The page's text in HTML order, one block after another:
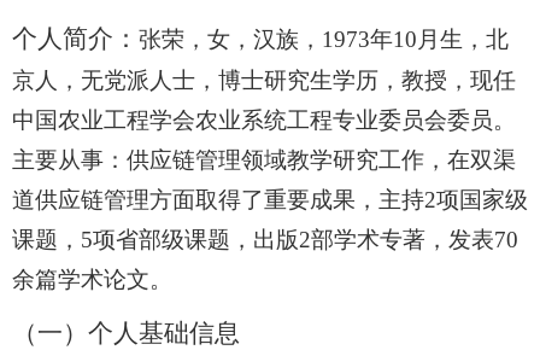
个人简介： 张荣，女，汉族， 1973年10 月生，北
京人，无党派人士，博士研究生学历，教授，现任
中国农业工程学会农业系统工程专业委员会委员。
主要从事：供应链管理领域教学研究工作，在双渠
道供应链管理方面取得了重要成果，主持2项国家级
课题， 5项省部级课题，出版2部学术专著，发表70
余篇学术论文。
（一）个人基础信息